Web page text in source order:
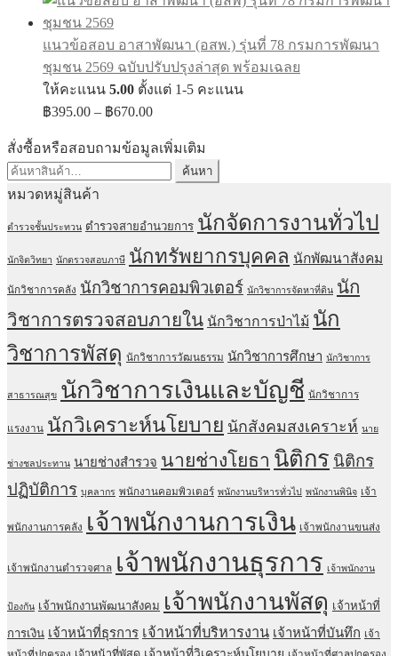
฿395.00
฿670.00
แนวข้อสอบ อาสาพัฒนา (อสพ.) รุ่นที่ 78 กรมการพัฒนา
ชุมชน 2569 ฉบับปรับปรุงล่าสุด พร้อมเฉลย
ให้คะแนน 5.00 ตั้งแต่ 1-5 คะแนน
฿395.00 – ฿670.00Price
฿395.00
through
฿670.00
สั่งซื้อหรือสอบถามข้อมูลเพิ่มเติม
ค้นหา:
ค้นหา
หมวดหมู่สินค้า
ตำรวจชั้นประทวน ตำรวจสายอำนวยการ นักจัดการงานทั่วไป
นักจิตวิทยา นักตรวจสอบภาษี นักทรัพยากรบุคคล นักพัฒนาสังคม
นักวิชาการคลัง นักวิชาการคอมพิวเตอร์ นักวิชาการจัดหาที่ดิน นัก
วิชาการตรวจสอบภายใน นักวิชาการป่าไม้ นัก
วิชาการพัสดุ นักวิชาการวัฒนธรรม นักวิชาการศึกษา นักวิชาการ
สาธารณสุข นักวิชาการเงินและบัญชี นักวิชาการ
แรงงาน นักวิเคราะห์นโยบาย นักสังคมสงเคราะห์ นาย
ช่างชลประทาน นายช่างสำรวจ นายช่างโยธา นิติกร นิติกร
ปฏิบัติการ บุคลากร พนักงานคอมพิวเตอร์ พนักงานบริหารทั่วไป พนักงานพินิจ เจ้า
พนักงานการคลัง เจ้าพนักงานการเงิน เจ้าพนักงานขนส่ง
เจ้าพนักงานตำรวจศาล เจ้าพนักงานธุรการ เจ้าพนักงาน
ป้องกัน เจ้าพนักงานพัฒนาสังคม เจ้าพนักงานพัสดุ เจ้าหน้าที่
การเงิน เจ้าหน้าที่ธุรการ เจ้าหน้าที่บริหารงาน เจ้าหน้าที่บันทึก เจ้า